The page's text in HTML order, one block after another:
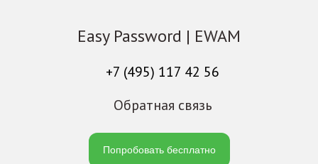
Easy Password | EWAM
+7 (495) 117 42 56
Обратная связь
Попробовать бесплатно